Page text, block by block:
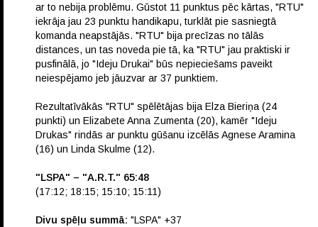
ar to nebija problēmu. Gūstot 11 punktus pēc kārtas, "RTU"
iekrāja jau 23 punktu handikapu, turklāt pie sasniegtā
komanda neapstājās. "RTU" bija precīzas no tālās
distances, un tas noveda pie tā, ka "RTU" jau praktiski ir
pusfinālā, jo "Ideju Drukai" būs nepieciešams paveikt
neiespējamo jeb jāuzvar ar 37 punktiem.
Rezultatīvākās "RTU" spēlētājas bija Elza Bieriņa (24
punkti) un Elizabete Anna Zumenta (20), kamēr "Ideju
Drukas" rindās ar punktu gūšanu izcēlās Agnese Aramina
(16) un Linda Skulme (12).
"LSPA" – "A.R.T." 65:48
(17:12; 18:15; 15:10; 15:11)
Divu spēļu summā: "LSPA" +37